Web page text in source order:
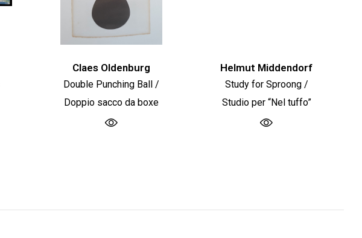
Claes Oldenburg
Double Punching Ball /
Doppio sacco da boxe
Helmut Middendorf
Study for Sproong /
Studio per “Nel tuffo”